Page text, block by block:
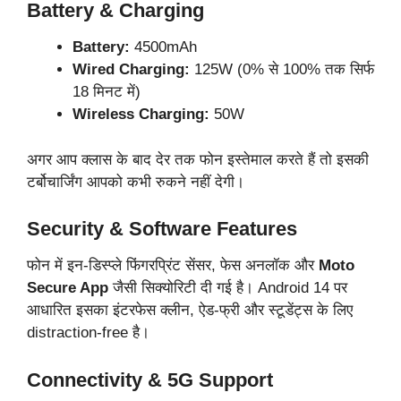
Battery & Charging
Battery: 4500mAh
Wired Charging: 125W (0% से 100% तक सिर्फ
18 मिनट में)
Wireless Charging: 50W
अगर आप क्लास के बाद देर तक फोन इस्तेमाल करते हैं तो इसकी
टर्बोचार्जिंग आपको कभी रुकने नहीं देगी।
Security & Software Features
फोन में इन-डिस्प्ले फिंगरप्रिंट सेंसर, फेस अनलॉक और Moto
Secure App जैसी सिक्योरिटी दी गई है। Android 14 पर
आधारित इसका इंटरफेस क्लीन, ऐड-फ्री और स्टूडेंट्स के लिए
distraction-free है।
Connectivity & 5G Support